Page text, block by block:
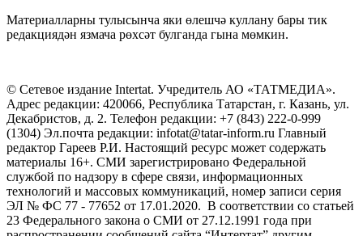
Материалларны тулысынча яки өлешчә куллану бары тик
редакциядән язмача рөхсәт булганда гына мөмкин.
© Сетевое издание Intertat. Учредитель АО «ТАТМЕДИА».
Адрес редакции: 420066, Республика Татарстан, г. Казань, ул.
Декабристов, д. 2. Телефон редакции: +7 (843) 222-0-999
(1304) Эл.почта редакции: infotat@tatar-inform.ru Главный
редактор Гареев Р.И. Настоящий ресурс может содержать
материалы 16+. СМИ зарегистрировано Федеральной
службой по надзору в сфере связи, информационных
технологий и массовых коммуникаций, номер записи серия
ЭЛ № ФС 77 - 77652 от 17.01.2020. В соответствии со статьей
23 Федерального закона о СМИ от 27.12.1991 года при